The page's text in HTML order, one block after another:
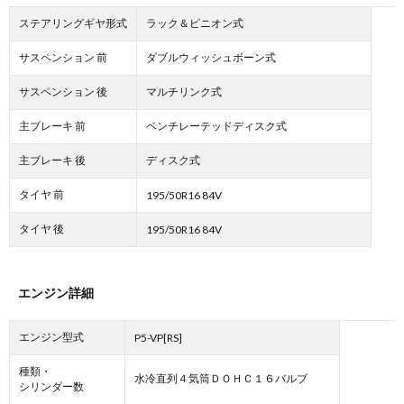
ステアリングギヤ形式 ラック＆ピニオン式
サスペンション 前 ダブルウィッシュボーン式
サスペンション 後 マルチリンク式
主ブレーキ 前 ベンチレーテッドディスク式
主ブレーキ 後 ディスク式
タイヤ 前 195/50R16 84V
タイヤ 後 195/50R16 84V
エンジン詳細
エンジン型式 P5-VP[RS]
種類・
シリンダー数
水冷直列４気筒ＤＯＨＣ１６バルブ